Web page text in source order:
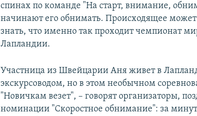
спинах по команде "На старт, внимание,
начинают его обнимать. Происходящее может
знать, что именно так проходит чемпионат
Лапландии.
Участница из Швейцарии Аня живет в
экскурсоводом, но в этом необычном
"Новичкам везет", – говорят организаторы,
номинации "Скоростное обнимание": за